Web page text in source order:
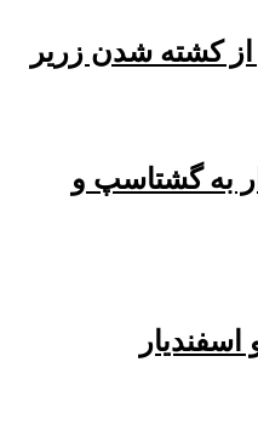
از کشته شدن زریر
به گشتاسپ و